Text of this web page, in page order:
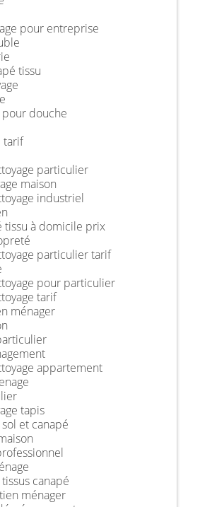
pour entreprise
tissu
douche
tarif
particulier
maison
industriel
tissu à domicile prix
particulier tarif
pour particulier
tarif
ménager
appartement
tapis
et canapé
canapé
ménager